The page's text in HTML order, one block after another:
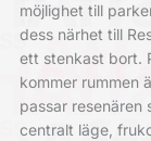
möjlighet till
dess närhet till
ett stenkast bort.
kommer rummen
passar resenären
centralt läge,